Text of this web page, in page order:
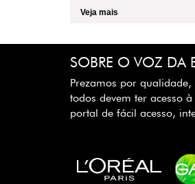
Veja mais
SOBRE O VOZ DA
Prezamos por
todos devem ter acesso
portal de fácil acesso,